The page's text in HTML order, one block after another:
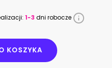
1-3 dni robocze
KOSZYKA